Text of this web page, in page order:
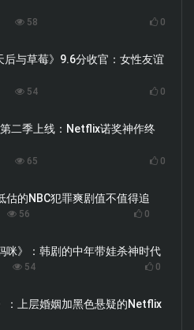
58 0
后与草莓》9.6分收官：女性友谊
54 0
二季上线：Netflix诺奖神作终
65 0
估的NBC犯罪爽剧值不值得追
56 0
咪》：韩剧的中年带娃杀神时代
54 0
：上层婚姻加黑色悬疑的Netflix